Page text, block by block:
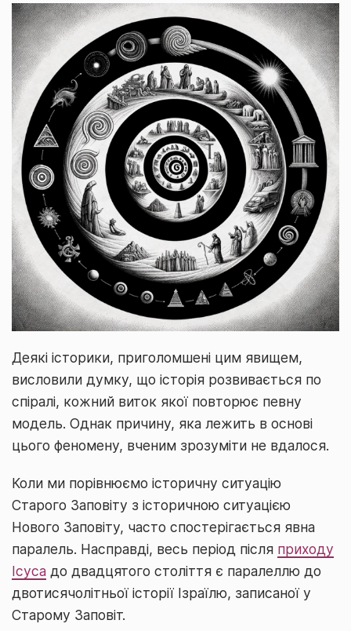
Деякі історики, приголомшені цим явищем,
висловили думку, що історія розвивається по
спіралі, кожний виток якої повторює певну
модель. Однак причину, яка лежить в основі
цього феномену, вченим зрозуміти не вдалося.
Коли ми порівнюємо історичну ситуацію
Старого Заповіту з історичною ситуацією
Нового Заповіту, часто спостерігається явна
паралель. Насправді, весь період після приходу
Ісуса до двадцятого століття є паралеллю до
двотисячолітньої історії Ізраїлю, записаної у
Старому Заповіт.